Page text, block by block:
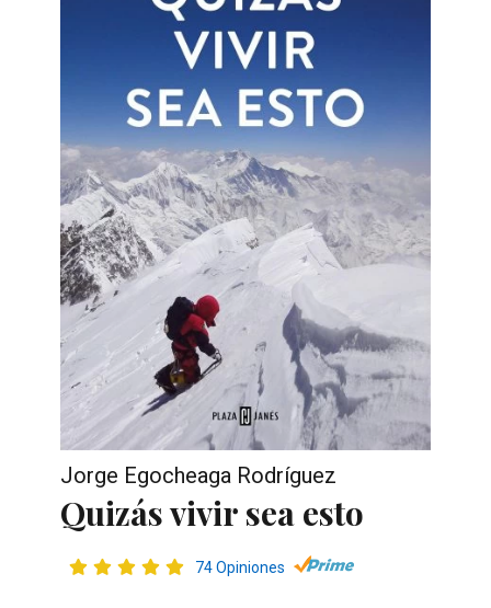
Jorge Egocheaga Rodríguez
Quizás vivir sea esto
74 Opiniones